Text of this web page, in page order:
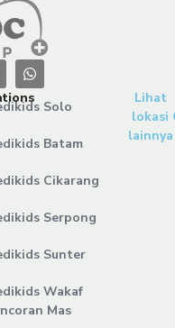
Solo
Batam
Cikarang
Serpong
Sunter
Wakaf
Mas
Lihat
lokasi
lainnya